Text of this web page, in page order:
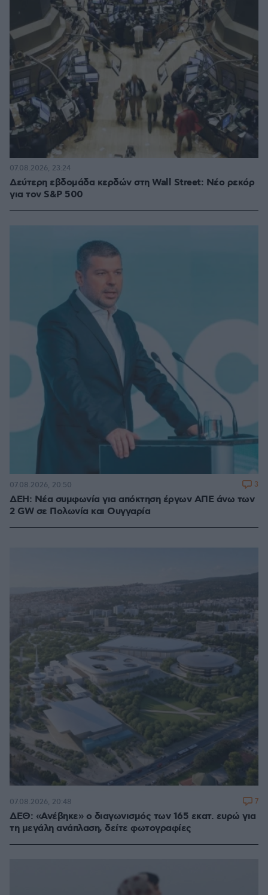
Δεύτερη εβδομάδα κερδών στη Wall Street: Νέο ρεκόρ
για τον S&P 500
07.08.2026, 23:24
ΔΕΗ: Νέα συμφωνία για απόκτηση έργων ΑΠΕ άνω των
2 GW σε Πολωνία και Ουγγαρία
07.08.2026, 20:50 3
ΔΕΘ: «Ανέβηκε» ο διαγωνισμός των 165 εκατ. ευρώ για
τη μεγάλη ανάπλαση, δείτε φωτογραφίες
07.08.2026, 20:48 7